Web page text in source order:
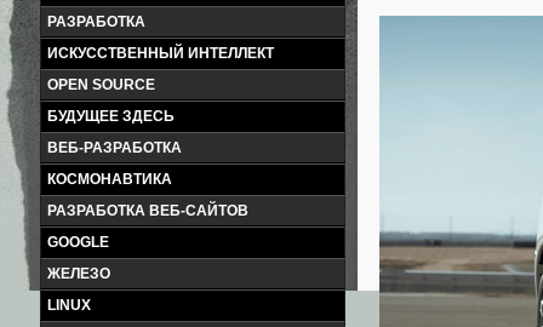
РАЗРАБОТКА
ИСКУССТВЕННЫЙ ИНТЕЛЛЕКТ
OPEN SOURCE
БУДУЩЕЕ ЗДЕСЬ
ВЕБ-РАЗРАБОТКА
КОСМОНАВТИКА
РАЗРАБОТКА ВЕБ-САЙТОВ
GOOGLE
ЖЕЛЕЗО
LINUX